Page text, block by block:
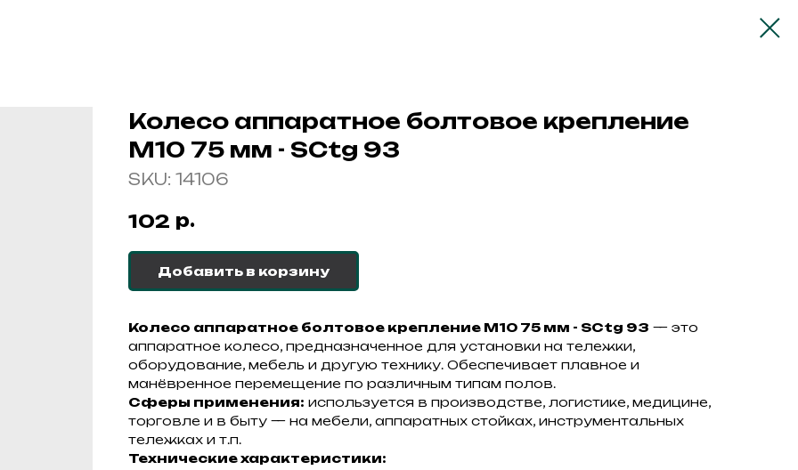
Колесо аппаратное болтовое крепление
М10 75 мм - SCtg 93
SKU: 14106
102 р.
Добавить в корзину
Колесо аппаратное болтовое крепление М10 75 мм - SCtg 93 — это
аппаратное колесо, предназначенное для установки на тележки,
оборудование, мебель и другую технику. Обеспечивает плавное и
манёвренное перемещение по различным типам полов.
Сферы применения: используется в производстве, логистике, медицине,
торговле и в быту — на мебели, аппаратных стойках, инструментальных
тележках и т.п.
Технические характеристики: